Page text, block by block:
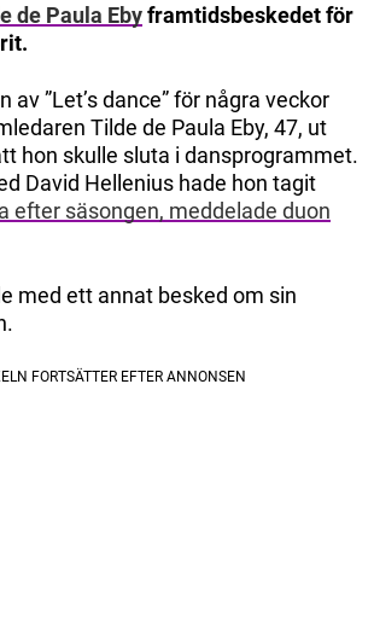
de Paula Ebyframtidsbeskedet för
av ”Let’s dance” för några veckor
Tilde de Paula Eby, 47, ut
hon skulle sluta i dansprogrammet.
David Hellenius hade hon tagit
efter säsongen, meddelade duon
med ett annat besked om sin